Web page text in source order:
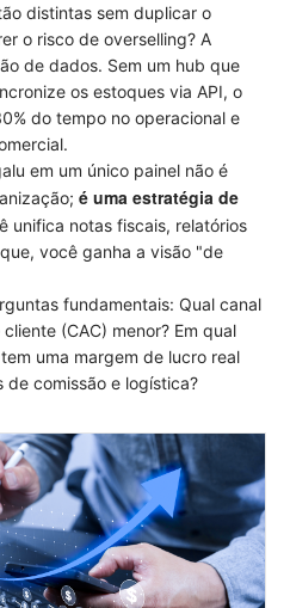
distintas sem duplicar o
o risco de overselling? A
de dados. Sem um hub que
os estoques via API, o
do tempo no operacional e
em um único painel não é
é uma estratégia de
unifica notas fiscais, relatórios
você ganha a visão "de
fundamentais: Qual canal
(CAC) menor? Em qual
uma margem de lucro real
de comissão e logística?